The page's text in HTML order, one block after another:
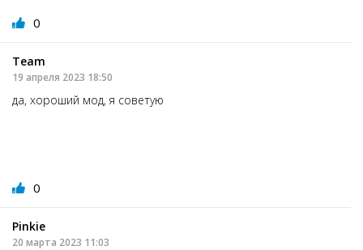
0
Team
19 апреля 2023 18:50
да, хороший мод, я советую
0
Pinkie
20 марта 2023 11:03